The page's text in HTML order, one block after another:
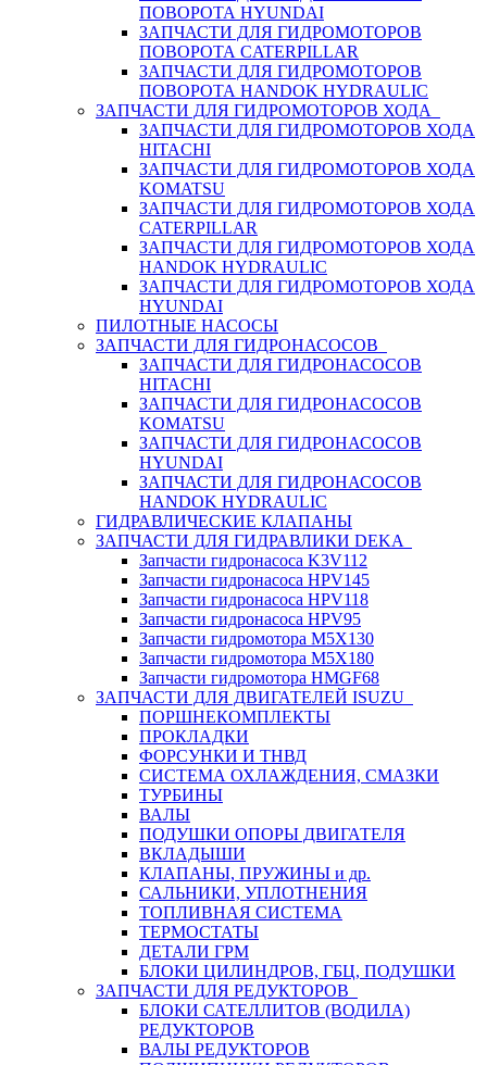
ПОВОРОТА HYUNDAI
ЗАПЧАСТИ ДЛЯ ГИДРОМОТОРОВ
ПОВОРОТА CATERPILLAR
ЗАПЧАСТИ ДЛЯ ГИДРОМОТОРОВ
ПОВОРОТА HANDOK HYDRAULIC
ЗАПЧАСТИ ДЛЯ ГИДРОМОТОРОВ ХОДА
ЗАПЧАСТИ ДЛЯ ГИДРОМОТОРОВ ХОДА
HITACHI
ЗАПЧАСТИ ДЛЯ ГИДРОМОТОРОВ ХОДА
KOMATSU
ЗАПЧАСТИ ДЛЯ ГИДРОМОТОРОВ ХОДА
CATERPILLAR
ЗАПЧАСТИ ДЛЯ ГИДРОМОТОРОВ ХОДА
HANDOK HYDRAULIC
ЗАПЧАСТИ ДЛЯ ГИДРОМОТОРОВ ХОДА
HYUNDAI
ПИЛОТНЫЕ НАСОСЫ
ЗАПЧАСТИ ДЛЯ ГИДРОНАСОСОВ
ЗАПЧАСТИ ДЛЯ ГИДРОНАСОСОВ
HITACHI
ЗАПЧАСТИ ДЛЯ ГИДРОНАСОСОВ
KOMATSU
ЗАПЧАСТИ ДЛЯ ГИДРОНАСОСОВ
HYUNDAI
ЗАПЧАСТИ ДЛЯ ГИДРОНАСОСОВ
HANDOK HYDRAULIC
ГИДРАВЛИЧЕСКИЕ КЛАПАНЫ
ЗАПЧАСТИ ДЛЯ ГИДРАВЛИКИ DEKA
Запчасти гидронасоса K3V112
Запчасти гидронасоса HPV145
Запчасти гидронасоса HPV118
Запчасти гидронасоса HPV95
Запчасти гидромотора M5X130
Запчасти гидромотора M5X180
Запчасти гидромотора HMGF68
ЗАПЧАСТИ ДЛЯ ДВИГАТЕЛЕЙ ISUZU
ПОРШНЕКОМПЛЕКТЫ
ПРОКЛАДКИ
ФОРСУНКИ И ТНВД
СИСТЕМА ОХЛАЖДЕНИЯ, СМАЗКИ
ТУРБИНЫ
ВАЛЫ
ПОДУШКИ ОПОРЫ ДВИГАТЕЛЯ
ВКЛАДЫШИ
КЛАПАНЫ, ПРУЖИНЫ и др.
САЛЬНИКИ, УПЛОТНЕНИЯ
ТОПЛИВНАЯ СИСТЕМА
ТЕРМОСТАТЫ
ДЕТАЛИ ГРМ
БЛОКИ ЦИЛИНДРОВ, ГБЦ, ПОДУШКИ
ЗАПЧАСТИ ДЛЯ РЕДУКТОРОВ
БЛОКИ САТЕЛЛИТОВ (ВОДИЛА)
РЕДУКТОРОВ
ВАЛЫ РЕДУКТОРОВ